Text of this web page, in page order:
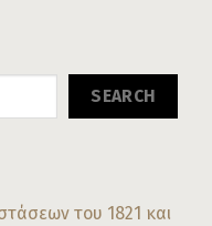
SEARCH
του 1821 και